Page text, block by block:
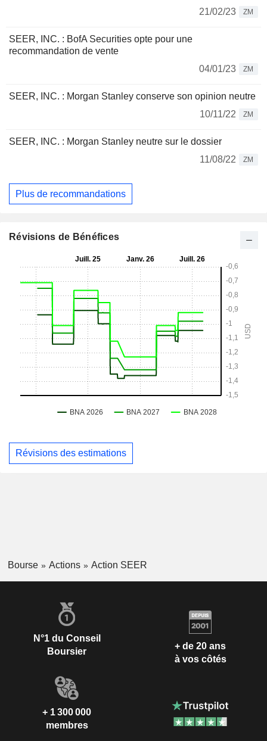
21/02/23
ZM
SEER, INC. : BofA Securities opte pour une
recommandation de vente
04/01/23
ZM
SEER, INC. : Morgan Stanley conserve son opinion neutre
10/11/22
ZM
SEER, INC. : Morgan Stanley neutre sur le dossier
11/08/22
ZM
Plus de recommandations
Révisions de Bénéfices
Révisions des estimations
Bourse Actions Action SEER
N°1 du Conseil
Boursier
+ de 20 ans
à vos côtés
+ 1 300 000
membres